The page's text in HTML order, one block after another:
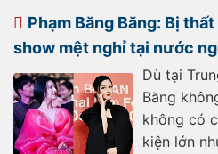
Phạm Băng Băng: Bị
show mệt nghỉ tại nước
Dù tại
Băng
không có
kiện lớn